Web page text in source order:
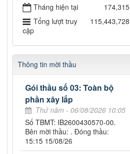
Tháng hiện tại
174,315
Tổng lượt truy
cập
115,443,728
Thông tin mời thầu
Gói thầu số 03: Toàn bộ
phần xây lắp
Thứ năm - 06/08/2026 10:05
Số TBMT: IB2600430570-00.
Bên mời thầu: . Đóng thầu:
15:15 15/08/26